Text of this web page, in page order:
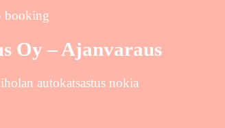
booking
Oy – Ajanvaraus
autokatsastus nokia